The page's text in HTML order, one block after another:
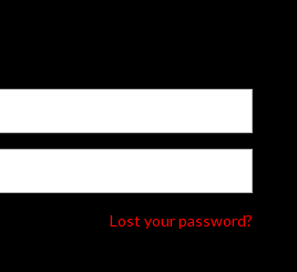
Lost your password?